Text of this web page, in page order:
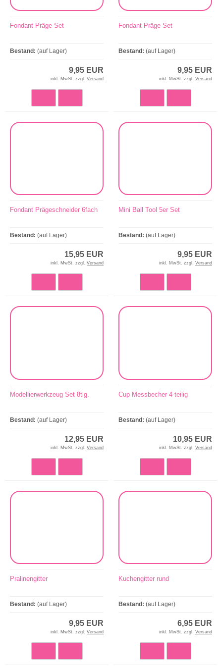
Fondant-Präge-Set
Bestand: (auf Lager)
9,95 EUR
inkl. MwSt. zzgl. Versand
Fondant-Präge-Set
Bestand: (auf Lager)
9,95 EUR
inkl. MwSt. zzgl. Versand
Fondant Prägeschneider 6fach
Bestand: (auf Lager)
15,95 EUR
inkl. MwSt. zzgl. Versand
Mini Ball Tool 5er Set
Bestand: (auf Lager)
9,95 EUR
inkl. MwSt. zzgl. Versand
Modellierwerkzeug Set 8tlg.
Bestand: (auf Lager)
12,95 EUR
inkl. MwSt. zzgl. Versand
Cup Messbecher 4-teilig
Bestand: (auf Lager)
10,95 EUR
inkl. MwSt. zzgl. Versand
Pralinengitter
Bestand: (auf Lager)
9,95 EUR
inkl. MwSt. zzgl. Versand
Kuchengitter rund
Bestand: (auf Lager)
6,95 EUR
inkl. MwSt. zzgl. Versand